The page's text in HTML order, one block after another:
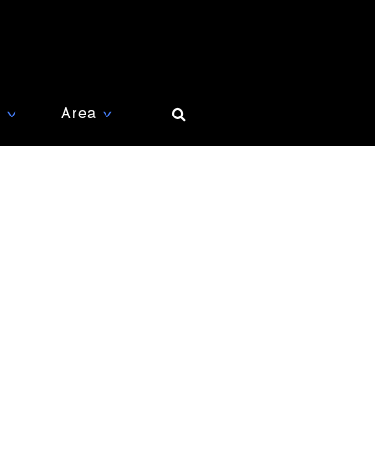
∨ Area ∨